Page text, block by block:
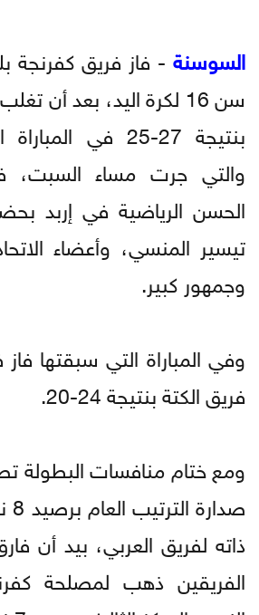
السوسنة - فاز فريق
سن 16 لكرة اليد، بعد أن
بنتيجة 27-25 في
والتي جرت مساء السبت،
الحسن الرياضية في إربد
تيسير المنسي، وأعضاء
وجمهور كبير.
وفي المباراة التي سبقتها
فريق الكتة بنتيجة 24-20.
ومع ختام منافسات البطولة
ذاته لفريق العربي، بيد أن
الفريقين ذهب لمصلحة